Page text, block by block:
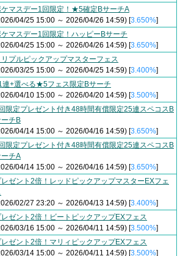
ケマスデー1回限定！★5確定BサーチA
04/25 15:00 ～ 2026/04/26 14:59) [3.650%]
マスデー1回限定！ハッピーBサーチ
04/25 15:00 ～ 2026/04/26 14:59) [3.650%]
リプルピックアップマスターフェス
03/25 15:00 ～ 2026/04/25 14:59) [3.400%]
連+選べる★5フェス限定Bサーチ
04/10 15:00 ～ 2026/04/20 14:59) [3.500%]
限定プレゼント付き48時間有償限定25連スペコスB
チB
04/14 15:00 ～ 2026/04/16 14:59) [3.650%]
限定プレゼント付き48時間有償限定25連スペコスB
チA
04/14 15:00 ～ 2026/04/16 14:59) [3.650%]
レゼント2倍！レッドピックアップマスターEXフェ
02/27 23:20 ～ 2026/04/13 14:59) [3.400%]
レゼント2倍！ビートピックアップEXフェス
03/16 15:00 ～ 2026/04/11 14:59) [3.500%]
レゼント2倍！マリィピックアップEXフェス
03/14 15:00 ～ 2026/04/11 14:59) [3.500%]